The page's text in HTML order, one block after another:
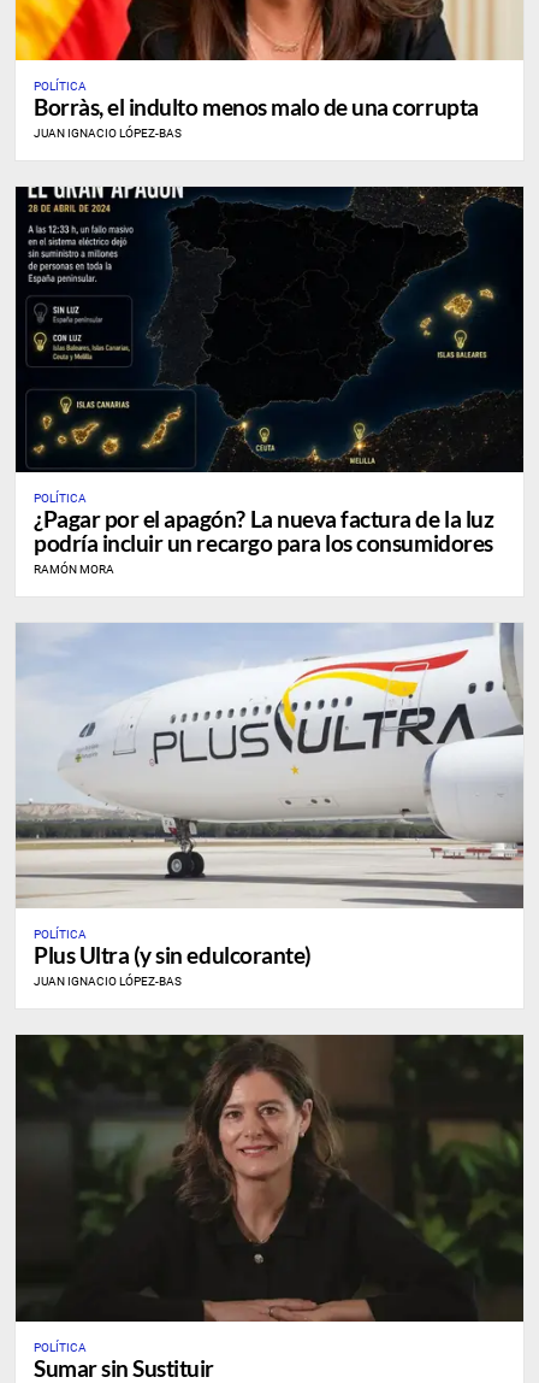
POLÍTICA
Borràs, el indulto menos malo de una corrupta
JUAN IGNACIO LÓPEZ-BAS
POLÍTICA
¿Pagar por el apagón? La nueva factura de la luz
podría incluir un recargo para los consumidores
RAMÓN MORA
POLÍTICA
Plus Ultra (y sin edulcorante)
JUAN IGNACIO LÓPEZ-BAS
POLÍTICA
Sumar sin Sustituir